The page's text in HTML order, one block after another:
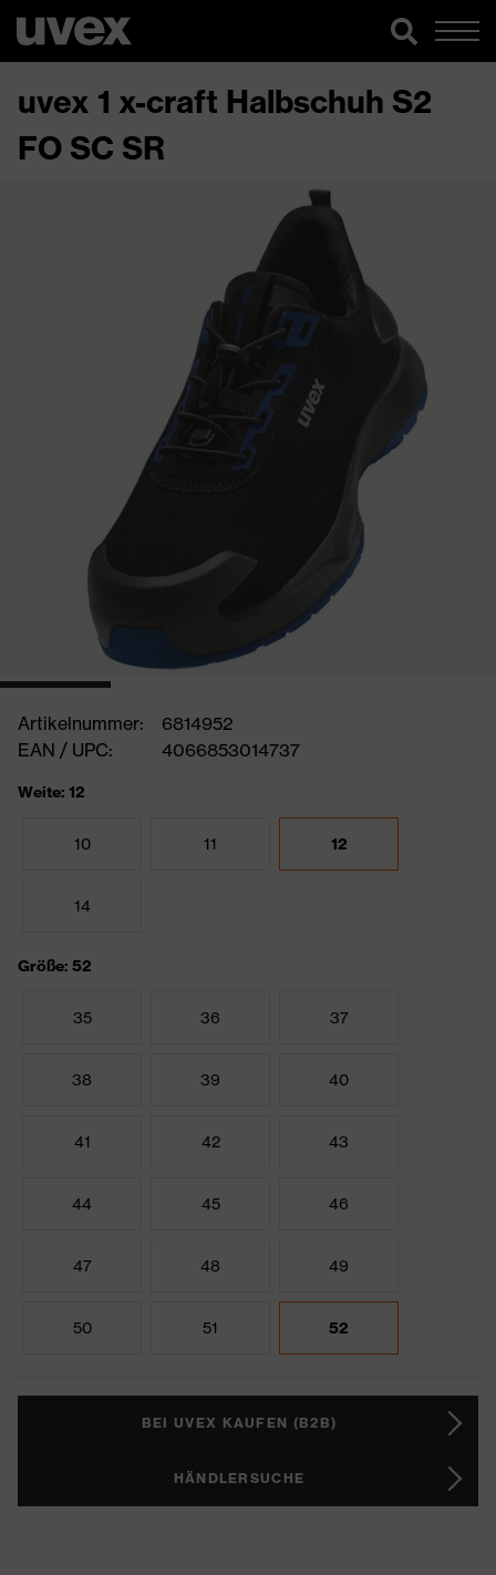
uvex 1 x-craft Halbschuh S2
FO SC SR
Artikelnummer:
6814952
EAN / UPC:
4066853014737
Weite: 12
10 11 12
14
Größe: 52
35 36 37
38 39 40
41 42 43
44 45 46
47 48 49
50 51 52
BEI UVEX KAUFEN (B2B)
HÄNDLERSUCHE